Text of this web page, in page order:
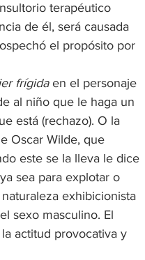
terapéutico
de él, será causada
el propósito por
frígida en el personaje
al niño que le haga un
está (rechazo). O la
Oscar Wilde, que
este se la lleva le dice
sea para explotar o
exhibicionista
sexo masculino. El
actitud provocativa y